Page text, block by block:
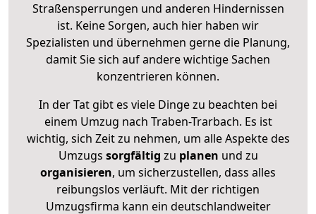
Straßensperrungen und anderen Hindernissen
ist. Keine Sorgen, auch hier haben wir
Spezialisten und übernehmen gerne die Planung,
damit Sie sich auf andere wichtige Sachen
konzentrieren können.
In der Tat gibt es viele Dinge zu beachten bei
einem Umzug nach Traben-Trarbach. Es ist
wichtig, sich Zeit zu nehmen, um alle Aspekte des
Umzugs sorgfältig zu planen und zu
organisieren, um sicherzustellen, dass alles
reibungslos verläuft. Mit der richtigen
Umzugsfirma kann ein deutschlandweiter